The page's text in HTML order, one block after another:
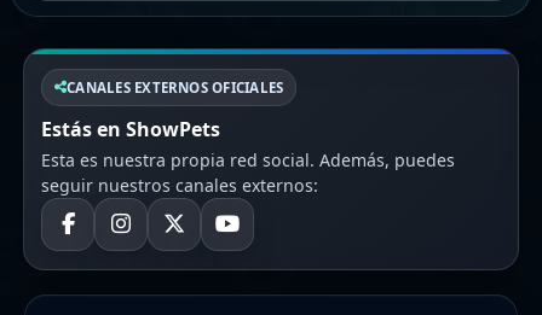
CANALES EXTERNOS OFICIALES
Estás en ShowPets
Esta es nuestra propia red social. Además, puedes
seguir nuestros canales externos: